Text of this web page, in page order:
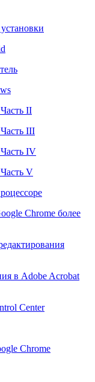
II
III
IV
V
Chrome более
в Adobe Acrobat
Center
Chrome